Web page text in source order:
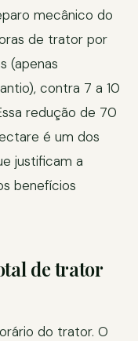
mecânico do
de trator por
(apenas
contra 7 a 10
redução de 70
é um dos
justificam a
benefícios
de trator
do trator. O